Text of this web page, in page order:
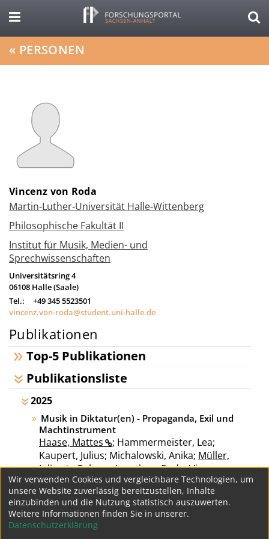
« PERSONEN
Vincenz von Roda
Martin-Luther-Universität Halle-Wittenberg
Philosophische Fakultät II
Institut für Musik, Medien- und
Sprechwissenschaften
Universitätsring 4
06108 Halle (Saale)
Tel.:
+49 345 5523501
vincenz.von-roda@student.uni-halle.de
Publikationen
Top-5 Publikationen
Publikationsliste
2025
Musik in Diktatur(en) - Propaganda, Exil und
Machtinstrument
Haase, Mattes
; Hammermeister, Lea;
Kaupert, Julius; Michalowski, Anika; Müller,
Julian
; Rahner, Jonathan; Roda, Vincenz von;
New York: Waxmann, 2025, 1 Online-Ressource
(173 Seiten) - (Studien zur Musikkultur; Band 13),
ISBN: 978-3-8188-5062-3 ; [Literaturangaben; "Der
vorliegende Band entstand im Anschluss an das
36. Internationale Nachwuchssymposium des
Bibliographie: Herausgeberschaft
Wir verwenden Cookies und vergleichbare Technologien, um
unsere Website zuverlässig bereitzustellen, Inhalte
einzubinden und die Nutzung statistisch auszuwerten.
Weitere Informationen finden Sie in unserer.
Datenschutzerklärung